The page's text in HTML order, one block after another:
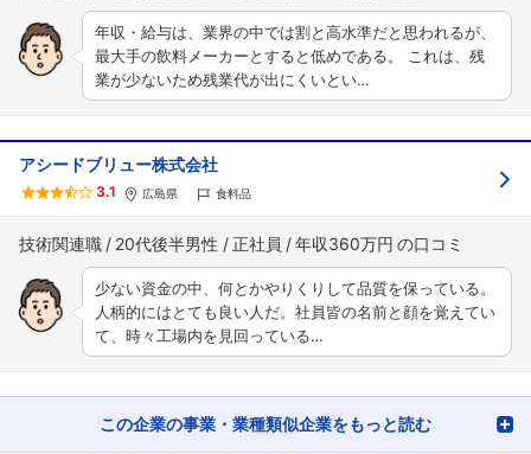
年収・給与は、業界の中では割と高水準だと思われるが、
最大手の飲料メーカーとすると低めである。 これは、残
業が少ないため残業代が出にくいとい…
アシードブリュー株式会社
3.1 広島県 食料品
技術関連職 20代後半男性 正社員 年収360万円
少ない資金の中、何とかやりくりして品質を保っている。
人柄的にはとても良い人だ。社員皆の名前と顔を覚えてい
て、時々工場内を見回っている…
この企業の事業・業種類似企業をもっと読む